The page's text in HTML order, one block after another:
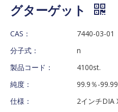
グターゲット
CAS：
7440-03-01
分子式：
n
製品コード：
4100st.
純度：
99.9％-
仕様：
2インチDIA